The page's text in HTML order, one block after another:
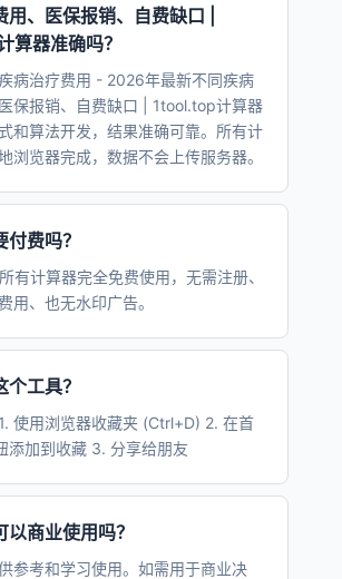
用、医保报销、自费缺口 |
算器准确吗？
病治疗费用 - 2026年最新不同疾病
保报销、自费缺口 | 1tool.top计算器
和算法开发，结果准确可靠。所有计
浏览器完成，数据不会上传服务器。
费吗？
有计算器完全免费使用，无需注册、
用、也无水印广告。
工具？
使用浏览器收藏夹 (Ctrl+D) 2. 在首
添加到收藏 3. 分享给朋友
商业使用吗？
参考和学习使用。如需用于商业决